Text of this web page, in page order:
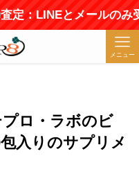
とメールのみ受付(
メニュー
プロ・ラボのビ
入りのサプリメ